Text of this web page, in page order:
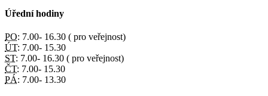
Úřední hodiny
PO: 7.00- 16.30 ( pro veřejnost)
ÚT: 7.00- 15.30
ST: 7.00- 16.30 ( pro veřejnost)
ČT: 7.00- 15.30
PÁ: 7.00- 13.30